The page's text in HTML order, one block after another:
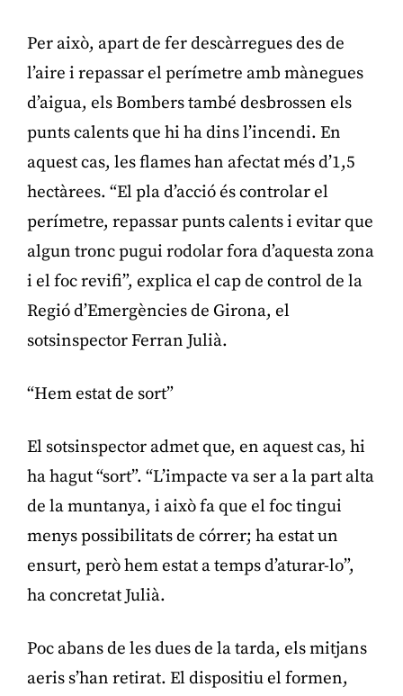
Per això, apart de fer descàrregues des de
l’aire i repassar el perímetre amb mànegues
d’aigua, els Bombers també desbrossen els
punts calents que hi ha dins l’incendi. En
aquest cas, les flames han afectat més d’1,5
hectàrees. “El pla d’acció és controlar el
perímetre, repassar punts calents i evitar que
algun tronc pugui rodolar fora d’aquesta zona
i el foc revifi”, explica el cap de control de la
Regió d’Emergències de Girona, el
sotsinspector Ferran Julià.
“Hem estat de sort”
El sotsinspector admet que, en aquest cas, hi
ha hagut “sort”. “L’impacte va ser a la part alta
de la muntanya, i això fa que el foc tingui
menys possibilitats de córrer; ha estat un
ensurt, però hem estat a temps d’aturar-lo”,
ha concretat Julià.
Poc abans de les dues de la tarda, els mitjans
aeris s’han retirat. El dispositiu el formen,